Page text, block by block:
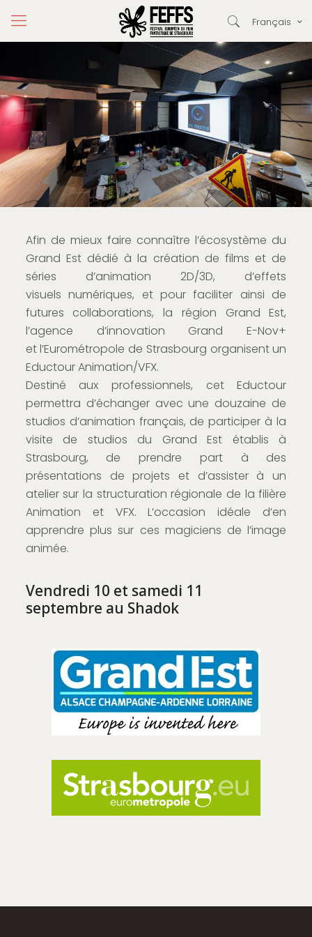
Français
Afin de mieux faire connaître l’écosystème du
Grand Est dédié à la création de films et de
séries d’animation 2D/3D, d’effets
visuels numériques, et pour faciliter ainsi de
futures collaborations, la région Grand Est,
l’agence d’innovation Grand E-Nov+
et l’Eurométropole de Strasbourg organisent un
Eductour Animation/VFX.
Destiné aux professionnels, cet Eductour
permettra d’échanger avec une douzaine de
studios d’animation français, de participer à la
visite de studios du Grand Est établis à
Strasbourg, de prendre part à des
présentations de projets et d’assister à un
atelier sur la structuration régionale de la filière
Animation et VFX. L’occasion idéale d’en
apprendre plus sur ces magiciens de l’image
animée.
Vendredi 10 et samedi 11
septembre au Shadok